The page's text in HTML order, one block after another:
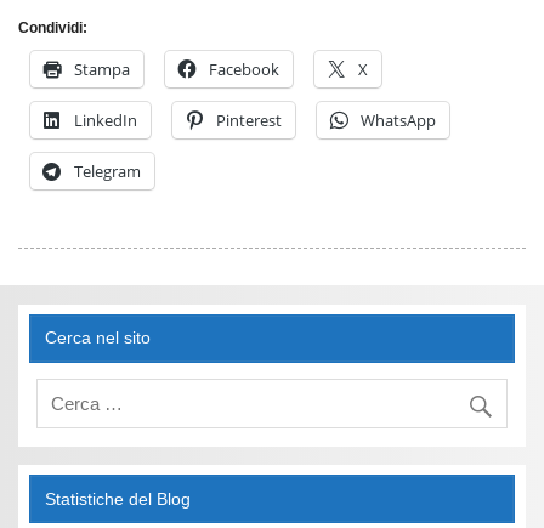
Condividi:
Stampa Facebook X
LinkedIn Pinterest WhatsApp
Telegram
Cerca nel sito
Statistiche del Blog